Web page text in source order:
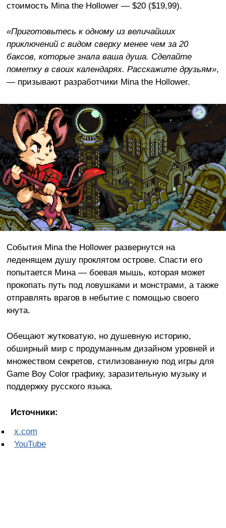
стоимость Mina the Hollower — $20 ($19,99).
«Приготовьтесь к одному из величайших
приключений с видом сверху менее чем за 20
баксов, которые знала ваша душа. Сделайте
пометку в своих календарях. Расскажите друзьям»,
— призывают разработчики Mina the Hollower.
События Mina the Hollower развернутся на
леденящем душу проклятом острове. Спасти его
попытается Мина — боевая мышь, которая может
прокопать путь под ловушками и монстрами, а также
отправлять врагов в небытие с помощью своего
кнута.
Обещают жутковатую, но душевную историю,
обширный мир с продуманным дизайном уровней и
множеством секретов, стилизованную под игры для
Game Boy Color графику, заразительную музыку и
поддержку русского языка.
Источники:
x.com
YouTube